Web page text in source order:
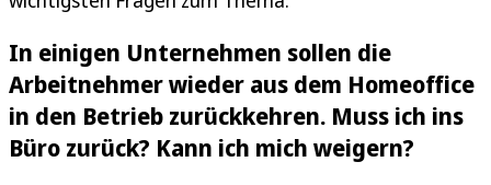
In einigen Unternehmen sollen die
Arbeitnehmer wieder aus dem Homeoffice
in den Betrieb zurückkehren. Muss ich ins
Büro zurück? Kann ich mich weigern?